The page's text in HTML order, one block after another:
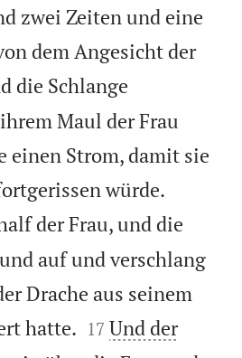
zwei Zeiten und eine
dem Angesicht der
die Schlange
Maul der Frau
einen Strom, damit sie
würde.
der Frau, und die
auf und verschlang
Drache aus seinem
hatte. 

17 Und der